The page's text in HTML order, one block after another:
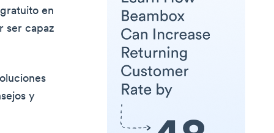
en
ser capaz
y